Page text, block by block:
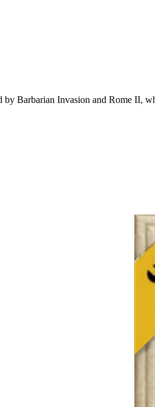
Barbarian Invasion and Rome II,